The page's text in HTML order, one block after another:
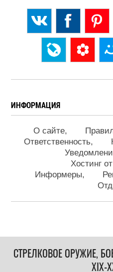
ИНФОРМАЦИЯ
О сайте
Ответственность
Хостинг от
Информеры
СТРЕЛКОВОЕ ОРУЖИЕ,
XIX-